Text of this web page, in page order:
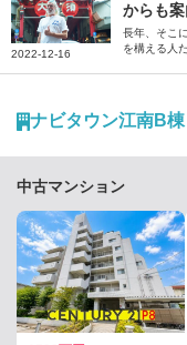
2022-12-16
からも
「大須
街の住
長年、そこ
を構える人
ました。
ナビタウン江南B
中古マンション